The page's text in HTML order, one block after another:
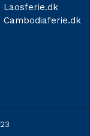
Laosferie.dk
Cambodiaferie.dk